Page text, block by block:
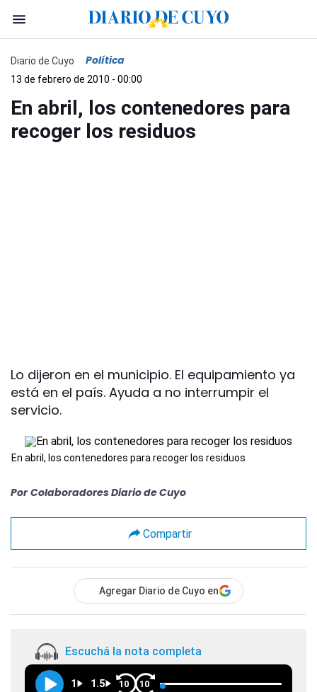
Diario de Cuyo Política
13 de febrero de 2010 - 00:00
En abril, los contenedores para
recoger los residuos
Lo dijeron en el municipio. El equipamiento ya
está en el país. Ayuda a no interrumpir el
servicio.
En abril, los contenedores para recoger los residuos
Por Colaboradores Diario de Cuyo
Compartir
Agregar Diario de Cuyo en
Escuchá la nota completa
1 1.5 10 10